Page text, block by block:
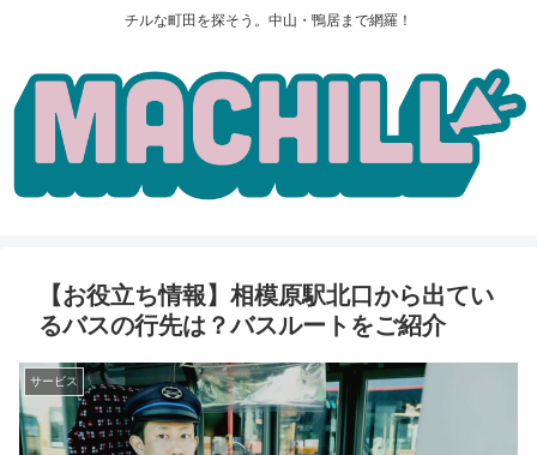
チルな町田を探そう。中山・鴨居まで網羅！
【お役立ち情報】相模原駅北口から出てい
るバスの行先は？バスルートをご紹介
サービス